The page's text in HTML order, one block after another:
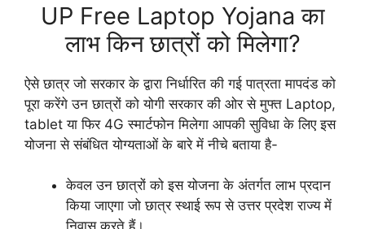
UP Free Laptop Yojana का
लाभ किन छात्रों को मिलेगा?
ऐसे छात्र जो सरकार के द्वारा निर्धारित की गई पात्रता मापदंड को
पूरा करेंगे उन छात्रों को योगी सरकार की ओर से मुफ्त Laptop,
tablet या फिर 4G स्मार्टफोन मिलेगा आपकी सुविधा के लिए इस
योजना से संबंधित योग्यताओं के बारे में नीचे बताया है-
केवल उन छात्रों को इस योजना के अंतर्गत लाभ प्रदान
किया जाएगा जो छात्र स्थाई रूप से उत्तर प्रदेश राज्य में
निवास करते हैं।